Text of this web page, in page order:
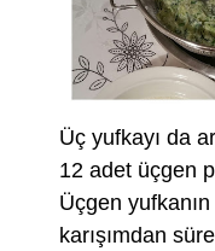
Üç yufkayı da
12 adet üçgen
Üçgen
karışımdan